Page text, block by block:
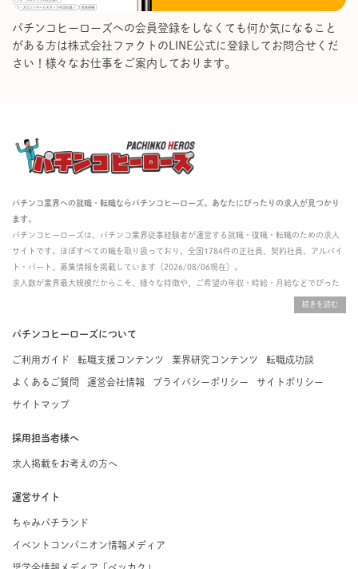
パチンコヒーローズへの会員登録をしなくても何か気になること
がある方は株式会社ファクトのLINE公式に登録してお問合せくだ
さい！様々なお仕事をご案内しております。
パチンコ業界への就職・転職ならパチンコヒーローズ。あなたにぴったりの求人が見つかり
ます。
パチンコヒーローズは、パチンコ業界従事経験者が運営する就職・復職・転職のための求人
サイトです。ほぼすべての職を取り扱っており、全国1784件の正社員、契約社員、アルバイ
ト・パート、募集情報を掲載しています（2026/08/06現在）。
求人数が業界最大規模だからこそ、様々な特徴や、ご希望の年収・時給・月給などでぴった
りな求人を探すことができ、ご利用者の約96%の方に「満足」とお答えいただいています。
掲載している求人は、すべて契約法人様から寄せられた正規の求人情報です。応募いただい
た内容はすぐに直接事業所に届くためスムーズに転職・復職できます。
パチンコヒーローズについて
ご利用ガイド 転職支援コンテンツ 業界研究コンテンツ 転職成功談
よくあるご質問 運営会社情報 プライバシーポリシー サイトポリシー
サイトマップ
採用担当者様へ
求人掲載をお考えの方へ
運営サイト
ちゃみパチランド
イベントコンパニオン情報メディア